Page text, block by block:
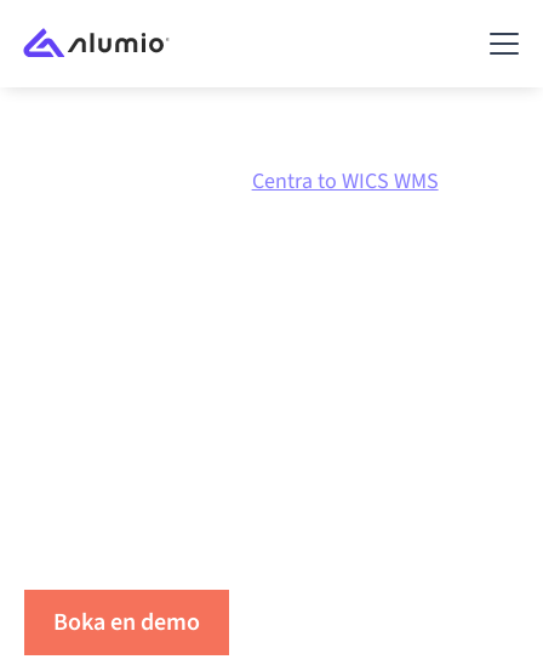
Centra to WICS WMS
Boka en demo